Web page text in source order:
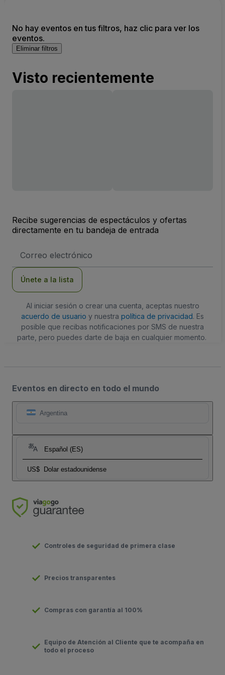
No hay eventos en tus filtros, haz clic para ver los
eventos.
Eliminar filtros
Visto recientemente
Recibe sugerencias de espectáculos y ofertas
directamente en tu bandeja de entrada
de
Únete a la lista
Al iniciar sesión o crear una cuenta, aceptas nuestro
acuerdo de usuario y nuestra política de privacidad. Es
posible que recibas notificaciones por SMS de nuestra
parte, pero puedes darte de baja en cualquier momento.
Eventos en directo en todo el mundo
Argentina
Español (ES)
US$ Dolar estadounidense
Controles de seguridad de primera clase
Precios transparentes
Compras con garantía al 100%
Equipo de Atención al Cliente que te acompaña en
todo el proceso